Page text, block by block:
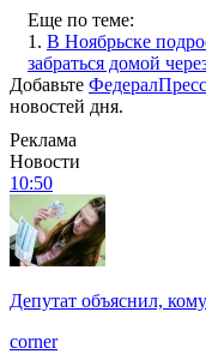
Еще по теме:
1. В Ноябрьске
забраться домой
Добавьте ФедералПресс
новостей дня.
Реклама
Новости
10:50
Депутат объяснил,
corner